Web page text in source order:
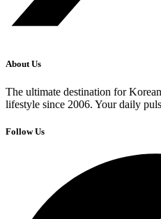
About Us
The ultimate destination for
lifestyle since 2006. Your daily
Follow Us